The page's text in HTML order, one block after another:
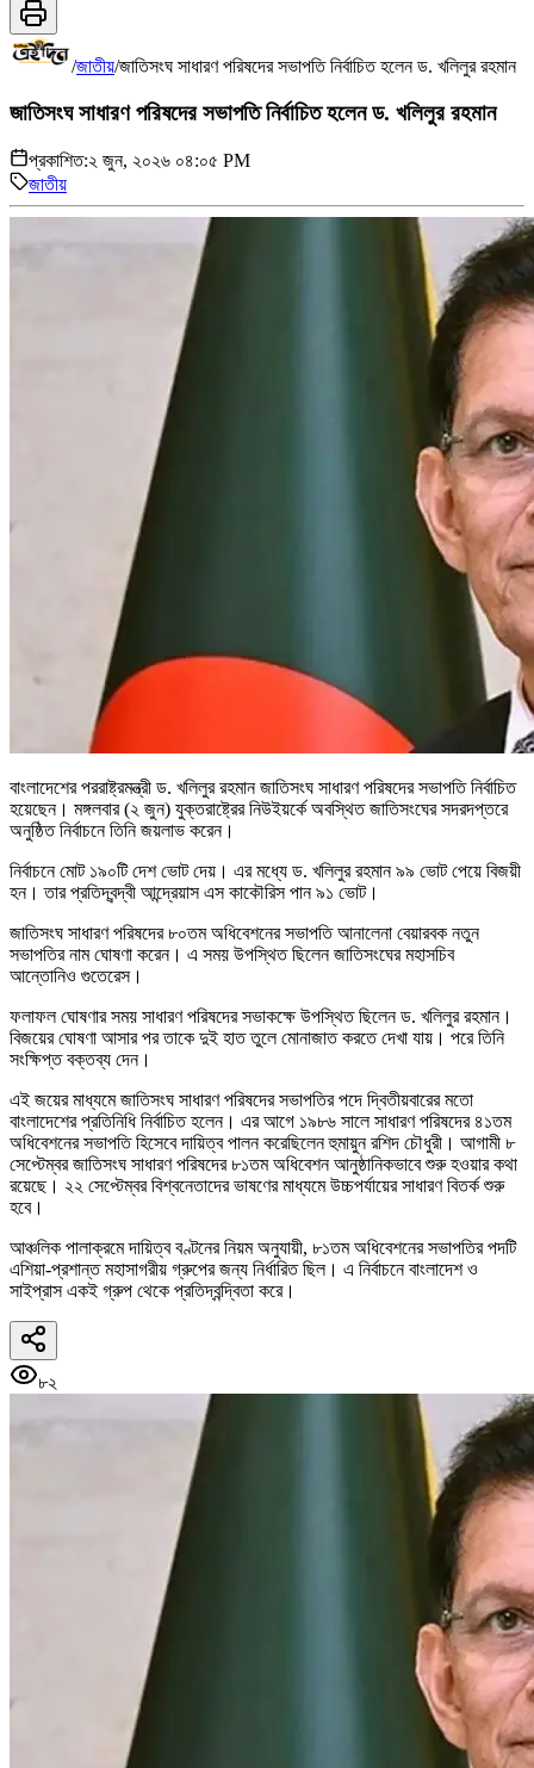
/জাতীয়/জাতিসংঘ সাধারণ পরিষদের সভাপতি নির্বাচিত হলেন ড. খলিলুর রহমান
জাতিসংঘ সাধারণ পরিষদের সভাপতি নির্বাচিত হলেন ড. খলিলুর রহমান
প্রকাশিত:২ জুন, ২০২৬ ০৪:০৫ PM
জাতীয়
বাংলাদেশের পররাষ্ট্রমন্ত্রী ড. খলিলুর রহমান জাতিসংঘ সাধারণ পরিষদের সভাপতি নির্বাচিত
হয়েছেন। মঙ্গলবার (২ জুন) যুক্তরাষ্ট্রের নিউইয়র্কে অবস্থিত জাতিসংঘের সদরদপ্তরে
অনুষ্ঠিত নির্বাচনে তিনি জয়লাভ করেন।
নির্বাচনে মোট ১৯০টি দেশ ভোট দেয়। এর মধ্যে ড. খলিলুর রহমান ৯৯ ভোট পেয়ে বিজয়ী
হন। তার প্রতিদ্বন্দ্বী আন্দ্রেয়াস এস কাকৌরিস পান ৯১ ভোট।
জাতিসংঘ সাধারণ পরিষদের ৮০তম অধিবেশনের সভাপতি আনালেনা বেয়ারবক নতুন
সভাপতির নাম ঘোষণা করেন। এ সময় উপস্থিত ছিলেন জাতিসংঘের মহাসচিব
আন্তোনিও গুতেরেস।
ফলাফল ঘোষণার সময় সাধারণ পরিষদের সভাকক্ষে উপস্থিত ছিলেন ড. খলিলুর রহমান।
বিজয়ের ঘোষণা আসার পর তাকে দুই হাত তুলে মোনাজাত করতে দেখা যায়। পরে তিনি
সংক্ষিপ্ত বক্তব্য দেন।
এই জয়ের মাধ্যমে জাতিসংঘ সাধারণ পরিষদের সভাপতির পদে দ্বিতীয়বারের মতো
বাংলাদেশের প্রতিনিধি নির্বাচিত হলেন। এর আগে ১৯৮৬ সালে সাধারণ পরিষদের ৪১তম
অধিবেশনের সভাপতি হিসেবে দায়িত্ব পালন করেছিলেন হুমায়ুন রশিদ চৌধুরী। আগামী ৮
সেপ্টেম্বর জাতিসংঘ সাধারণ পরিষদের ৮১তম অধিবেশন আনুষ্ঠানিকভাবে শুরু হওয়ার কথা
রয়েছে। ২২ সেপ্টেম্বর বিশ্বনেতাদের ভাষণের মাধ্যমে উচ্চপর্যায়ের সাধারণ বিতর্ক শুরু
হবে।
আঞ্চলিক পালাক্রমে দায়িত্ব বণ্টনের নিয়ম অনুযায়ী, ৮১তম অধিবেশনের সভাপতির পদটি
এশিয়া-প্রশান্ত মহাসাগরীয় গ্রুপের জন্য নির্ধারিত ছিল। এ নির্বাচনে বাংলাদেশ ও
সাইপ্রাস একই গ্রুপ থেকে প্রতিদ্বন্দ্বিতা করে।
৮২